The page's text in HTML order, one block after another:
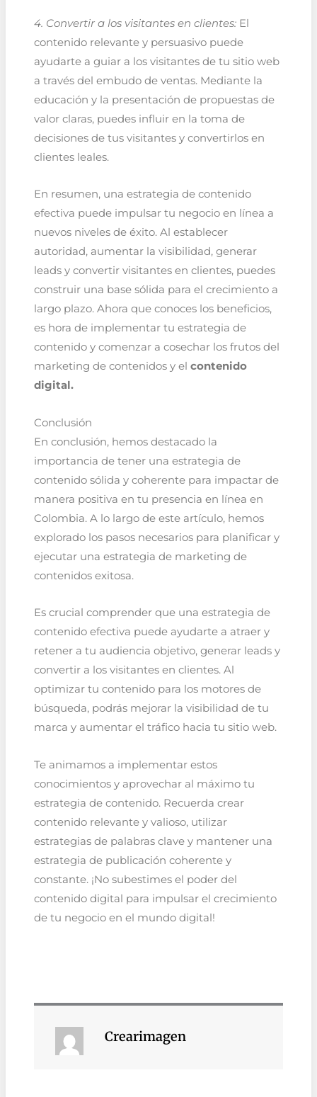
4. Convertir a los visitantes en clientes:El
contenido relevante y persuasivo puede
ayudarte a guiar a los visitantes de tu sitio web
a través del embudo de ventas. Mediante la
educación y la presentación de propuestas de
valor claras, puedes influir en la toma de
decisiones de tus visitantes y convertirlos en
clientes leales.
En resumen, una estrategia de contenido
efectiva puede impulsar tu negocio en línea a
nuevos niveles de éxito. Al establecer
autoridad, aumentar la visibilidad, generar
leads y convertir visitantes en clientes, puedes
construir una base sólida para el crecimiento a
largo plazo. Ahora que conoces los beneficios,
es hora de implementar tu estrategia de
contenido y comenzar a cosechar los frutos del
marketing de contenidos y el contenido
digital.
Conclusión
En conclusión, hemos destacado la
importancia de tener una estrategia de
contenido sólida y coherente para impactar de
manera positiva en tu presencia en línea en
Colombia. A lo largo de este artículo, hemos
explorado los pasos necesarios para planificar y
ejecutar una estrategia de marketing de
contenidos exitosa.
Es crucial comprender que una estrategia de
contenido efectiva puede ayudarte a atraer y
retener a tu audiencia objetivo, generar leads y
convertir a los visitantes en clientes. Al
optimizar tu contenido para los motores de
búsqueda, podrás mejorar la visibilidad de tu
marca y aumentar el tráfico hacia tu sitio web.
Te animamos a implementar estos
conocimientos y aprovechar al máximo tu
estrategia de contenido. Recuerda crear
contenido relevante y valioso, utilizar
estrategias de palabras clave y mantener una
estrategia de publicación coherente y
constante. ¡No subestimes el poder del
contenido digital para impulsar el crecimiento
de tu negocio en el mundo digital!
Crearimagen